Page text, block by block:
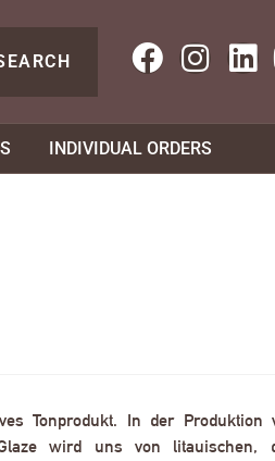
INDIVIDUAL ORDERS
Tonprodukt. In der
wird uns von litauischen,